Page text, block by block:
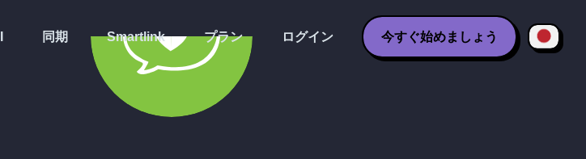
同期 Smartlink プラン ログイン 今すぐ始めましょう